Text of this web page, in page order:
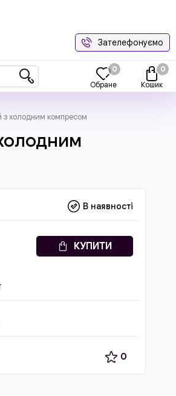
Зателефонуємо
Обране
0
Кошик
0
з холодним компресом
В наявності
КУПИТИ
0